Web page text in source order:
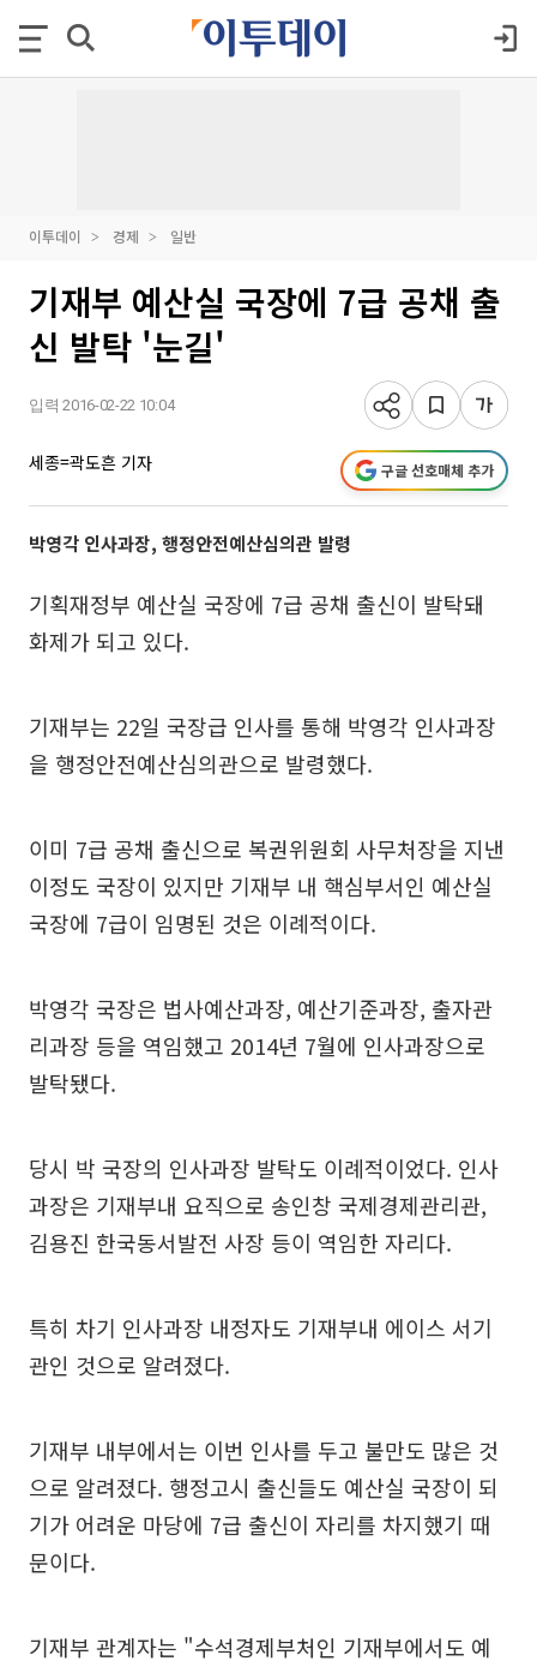
이투데이 경제 일반
기재부 예산실 국장에 7급 공채 출
신 발탁 '눈길'
입력 2016-02-22 10:04
세종=곽도흔 기자 구글 선호매체 추가
박영각 인사과장, 행정안전예산심의관 발령
기획재정부 예산실 국장에 7급 공채 출신이 발탁돼
화제가 되고 있다.
기재부는 22일 국장급 인사를 통해 박영각 인사과장
을 행정안전예산심의관으로 발령했다.
이미 7급 공채 출신으로 복권위원회 사무처장을 지낸
이정도 국장이 있지만 기재부 내 핵심부서인 예산실
국장에 7급이 임명된 것은 이례적이다.
박영각 국장은 법사예산과장, 예산기준과장, 출자관
리과장 등을 역임했고 2014년 7월에 인사과장으로
발탁됐다.
당시 박 국장의 인사과장 발탁도 이례적이었다. 인사
과장은 기재부내 요직으로 송인창 국제경제관리관,
김용진 한국동서발전 사장 등이 역임한 자리다.
특히 차기 인사과장 내정자도 기재부내 에이스 서기
관인 것으로 알려졌다.
기재부 내부에서는 이번 인사를 두고 불만도 많은 것
으로 알려졌다. 행정고시 출신들도 예산실 국장이 되
기가 어려운 마당에 7급 출신이 자리를 차지했기 때
문이다.
기재부 관계자는 "수석경제부처인 기재부에서도 예